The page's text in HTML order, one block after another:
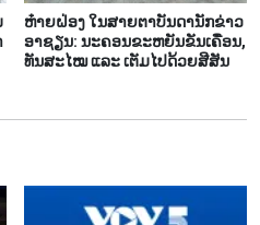
ຫ໋າຍ​ຝ່ອງ​ ໃນ​ສາຍ​ຕາ​ບັນ​ດາ​ນັກ​ຂ່າວ
ອາ​ຊຽນ: ນະ​ຄອນ​ຂະ​ຫຍັນ​ຂັ​ນ​ເຄື່ອນ,
ທັນ​ສະ​ໄໝ ແລະ ເຕັມ​ໄປ​ດ້ວຍ​ສີ​ສັນ